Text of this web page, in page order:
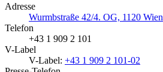
Adresse
Wurmbstraße 42/4. OG, 1120 Wien
Telefon
+43 1 909 2 101
V-Label
V-Label: +43 1 909 2 101-02